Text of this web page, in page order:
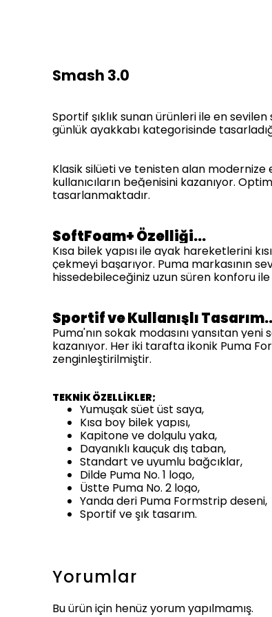
Smash 3.0
Sportif şıklık sunan ürünleri ile en
günlük ayakkabı kategorisinde
Klasik silüeti ve tenisten alan modernize
kullanıcıların beğenisini kazanıyor.
tasarlanmaktadır.
SoftFoam+ Özelliği…
Kısa bilek yapısı ile ayak hareketlerini
çekmeyi başarıyor. Puma markasının
hissedebileceğiniz uzun süren konforu
Sportif ve Kullanışlı
Puma'nın sokak modasını yansıtan
kazanıyor. Her iki tarafta ikonik Puma
zenginleştirilmiştir.
TEKNİK ÖZELLİKLER;
Yumuşak süet üst saya,
Kısa boy bilek yapısı,
Kapitone ve dolgulu yaka,
Dayanıklı kauçuk dış taban,
Standart ve uyumlu bağcıklar,
Dilde Puma No. 1 logo,
Üstte Puma No. 2 logo,
Yanda deri Puma Formstrip deseni,
Sportif ve şık tasarım.
Yorumlar
Bu ürün için henüz yorum yapılmamış.